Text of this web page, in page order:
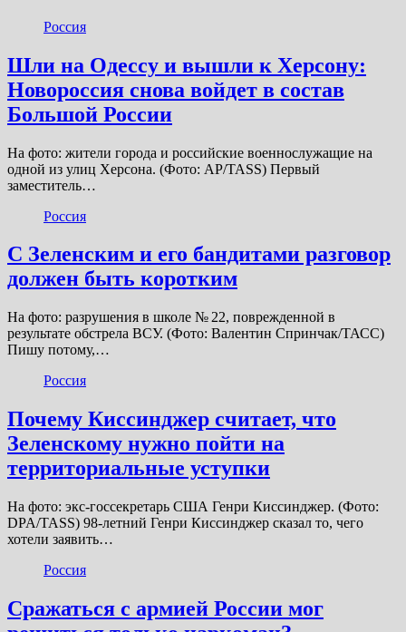
Россия
Шли на Одессу и вышли к Херсону:
Новороссия снова войдет в состав
Большой России
На фото: жители города и российские военнослужащие на
одной из улиц Херсона. (Фото: AP/TASS) Первый
заместитель…
Россия
С Зеленским и его бандитами разговор
должен быть коротким
На фото: разрушения в школе № 22, поврежденной в
результате обстрела ВСУ. (Фото: Валентин Спринчак/ТАСС)
Пишу потому,…
Россия
Почему Киссинджер считает, что
Зеленскому нужно пойти на
территориальные уступки
На фото: экс-госсекретарь США Генри Киссинджер. (Фото:
DPA/TASS) 98-летний Генри Киссинджер сказал то, чего
хотели заявить…
Россия
Сражаться с армией России мог